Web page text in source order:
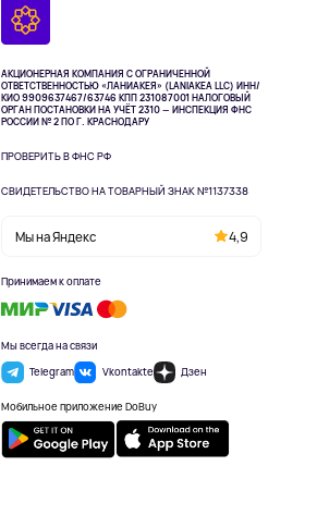
АКЦИОНЕРНАЯ КОМПАНИЯ С ОГРАНИЧЕННОЙ
ОТВЕТСТВЕННОСТЬЮ «ЛАНИАКЕЯ» (LANIAKEA LLC) ИНН/
КИО 9909637467/63746 КПП 231087001НАЛОГОВЫЙ
ОРГАН ПОСТАНОВКИ НА УЧЁТ 2310 — ИНСПЕКЦИЯ ФНС
РОССИИ № 2 ПО Г. КРАСНОДАРУ
ПРОВЕРИТЬ В ФНС РФ
СВИДЕТЕЛЬСТВО НА ТОВАРНЫЙ ЗНАК №1137338
Мы на Яндекс 4,9
Принимаем к оплате
Мы всегда на связи
Telegram
Vkontakte Дзен
Мобильное приложение DoBuy